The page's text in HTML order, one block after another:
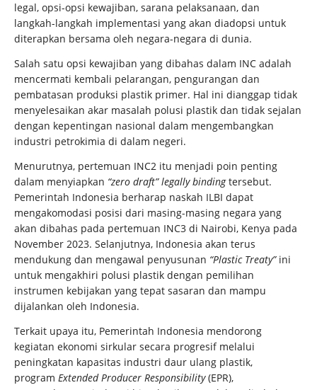
legal, opsi-opsi kewajiban, sarana pelaksanaan, dan
langkah-langkah implementasi yang akan diadopsi untuk
diterapkan bersama oleh negara-negara di dunia.
Salah satu opsi kewajiban yang dibahas dalam INC adalah
mencermati kembali pelarangan, pengurangan dan
pembatasan produksi plastik primer. Hal ini dianggap tidak
menyelesaikan akar masalah polusi plastik dan tidak sejalan
dengan kepentingan nasional dalam mengembangkan
industri petrokimia di dalam negeri.
Menurutnya, pertemuan INC2 itu menjadi poin penting
dalam menyiapkan “zero draft” legally bindingtersebut.
Pemerintah Indonesia berharap naskah ILBI dapat
mengakomodasi posisi dari masing-masing negara yang
akan dibahas pada pertemuan INC3 di Nairobi, Kenya pada
November 2023. Selanjutnya, Indonesia akan terus
mendukung dan mengawal penyusunan “Plastic Treaty”ini
untuk mengakhiri polusi plastik dengan pemilihan
instrumen kebijakan yang tepat sasaran dan mampu
dijalankan oleh Indonesia.
Terkait upaya itu, Pemerintah Indonesia mendorong
kegiatan ekonomi sirkular secara progresif melalui
peningkatan kapasitas industri daur ulang plastik,
program Extended Producer Responsibility(EPR),